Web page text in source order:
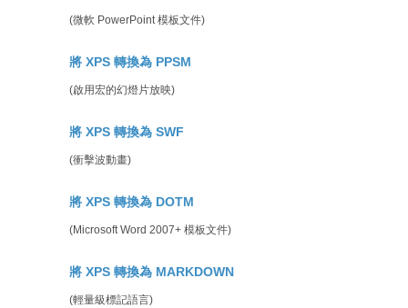
(微軟 PowerPoint 模板文件)
將 XPS 轉換為 PPSM
(啟用宏的幻燈片放映)
將 XPS 轉換為 SWF
(衝擊波動畫)
將 XPS 轉換為 DOTM
(Microsoft Word 2007+ 模板文件)
將 XPS 轉換為 MARKDOWN
(輕量級標記語言)